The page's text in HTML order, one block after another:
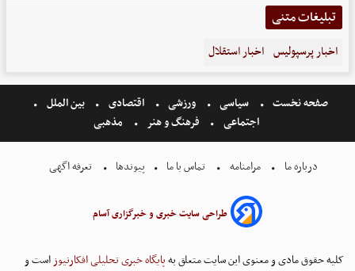
تبلیغات متنی
اخبار پرسپولیس اخبار استقلال
صفحه نخست سیاسی ورزشی اقتصادی
بین الملل
اجتماعی
فرهنگ و هنر مذهبی
درباره ما مرامنامه تماس با ما پیوندها تعرفه اگهی
طراحی سایت خبری و خبرگزاری آسام
کلیه حقوق مادی و معنوی این سایت متعلق بهپایگاه خبری تحلیلی افکارنیوزاست و